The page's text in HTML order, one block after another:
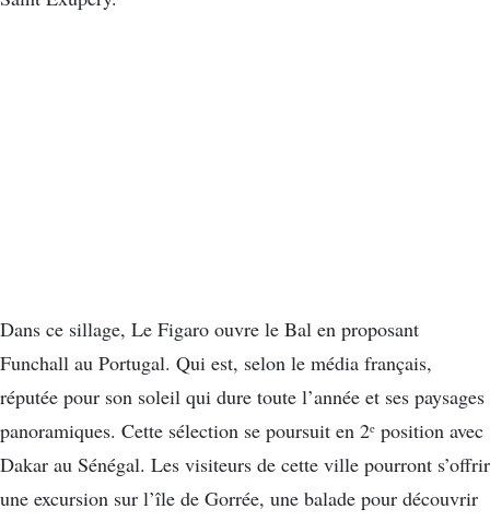
Dans ce sillage, Le Figaro ouvre le Bal en proposant
Funchall au Portugal. Qui est, selon le média français,
réputée pour son soleil qui dure toute l’année et ses paysages
panoramiques. Cette sélection se poursuit en 2ᵉ position avec
Dakar au Sénégal. Les visiteurs de cette ville pourront s’offrir
une excursion sur l’île de Gorrée, une balade pour découvrir